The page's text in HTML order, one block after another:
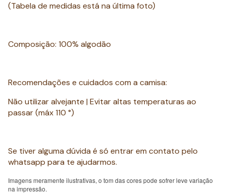
(Tabela de medidas está na última foto)
Composição: 100% algodão
Recomendações e cuidados com a camisa:
Não utilizar alvejante | Evitar altas temperaturas ao
passar (máx 110 °)
Se tiver alguma dúvida é só entrar em contato pelo
whatsapp para te ajudarmos.
Imagens meramente ilustrativas, o tom das cores pode sofrer leve variação
na impressão.